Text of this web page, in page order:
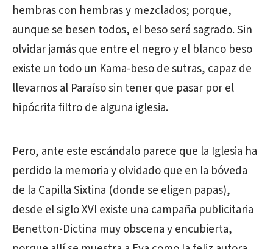
hembras con hembras y mezclados; porque,
aunque se besen todos, el beso será sagrado. Sin
olvidar jamás que entre el negro y el blanco beso
existe un todo un Kama-beso de sutras, capaz de
llevarnos al Paraíso sin tener que pasar por el
hipócrita filtro de alguna iglesia.
Pero, ante este escándalo parece que la Iglesia ha
perdido la memoria y olvidado que en la bóveda
de la Capilla Sixtina (donde se eligen papas),
desde el siglo XVI existe una campaña publicitaria
Benetton-Dictina muy obscena y encubierta,